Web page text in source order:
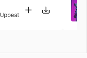
Upbeat